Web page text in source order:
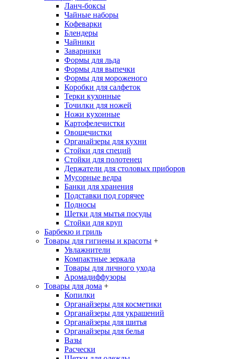
Ланч-боксы
Чайные наборы
Кофеварки
Блендеры
Чайники
Заварники
Формы для льда
Формы для выпечки
Формы для мороженого
Коробки для салфеток
Терки кухонные
Точилки для ножей
Ножи кухонные
Картофелечистки
Овощечистки
Органайзеры для кухни
Стойки для специй
Стойки для полотенец
Держатели для столовых приборов
Мусорные ведра
Банки для хранения
Подставки под горячее
Подносы
Щетки для мытья посуды
Стойки для круп
Барбекю и гриль
Товары для гигиены и красоты +
Увлажнители
Компактные зеркала
Товары для личного ухода
Аромадиффузоры
Товары для дома +
Копилки
Органайзеры для косметики
Органайзеры для украшений
Органайзеры для шитья
Органайзеры для белья
Вазы
Расчески